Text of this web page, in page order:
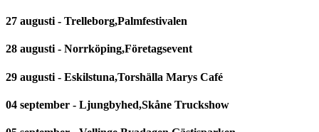
27 augusti - Trelleborg,Palmfestivalen
28 augusti - Norrköping,Företagsevent
29 augusti - Eskilstuna,Torshälla Marys Café
04 september - Ljungbyhed,Skåne Truckshow